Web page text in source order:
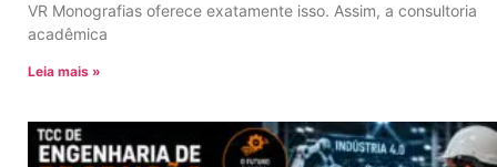
VR Monografias oferece exatamente isso. Assim, a consultoria
acadêmica
Leia mais »